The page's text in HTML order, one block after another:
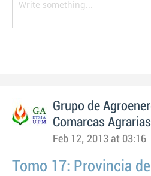
Grupo de
Comarcas
Feb 12, 2013 at 03:16
Tomo 17: Provincia